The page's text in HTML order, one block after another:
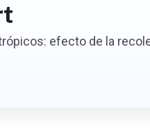
efecto de la